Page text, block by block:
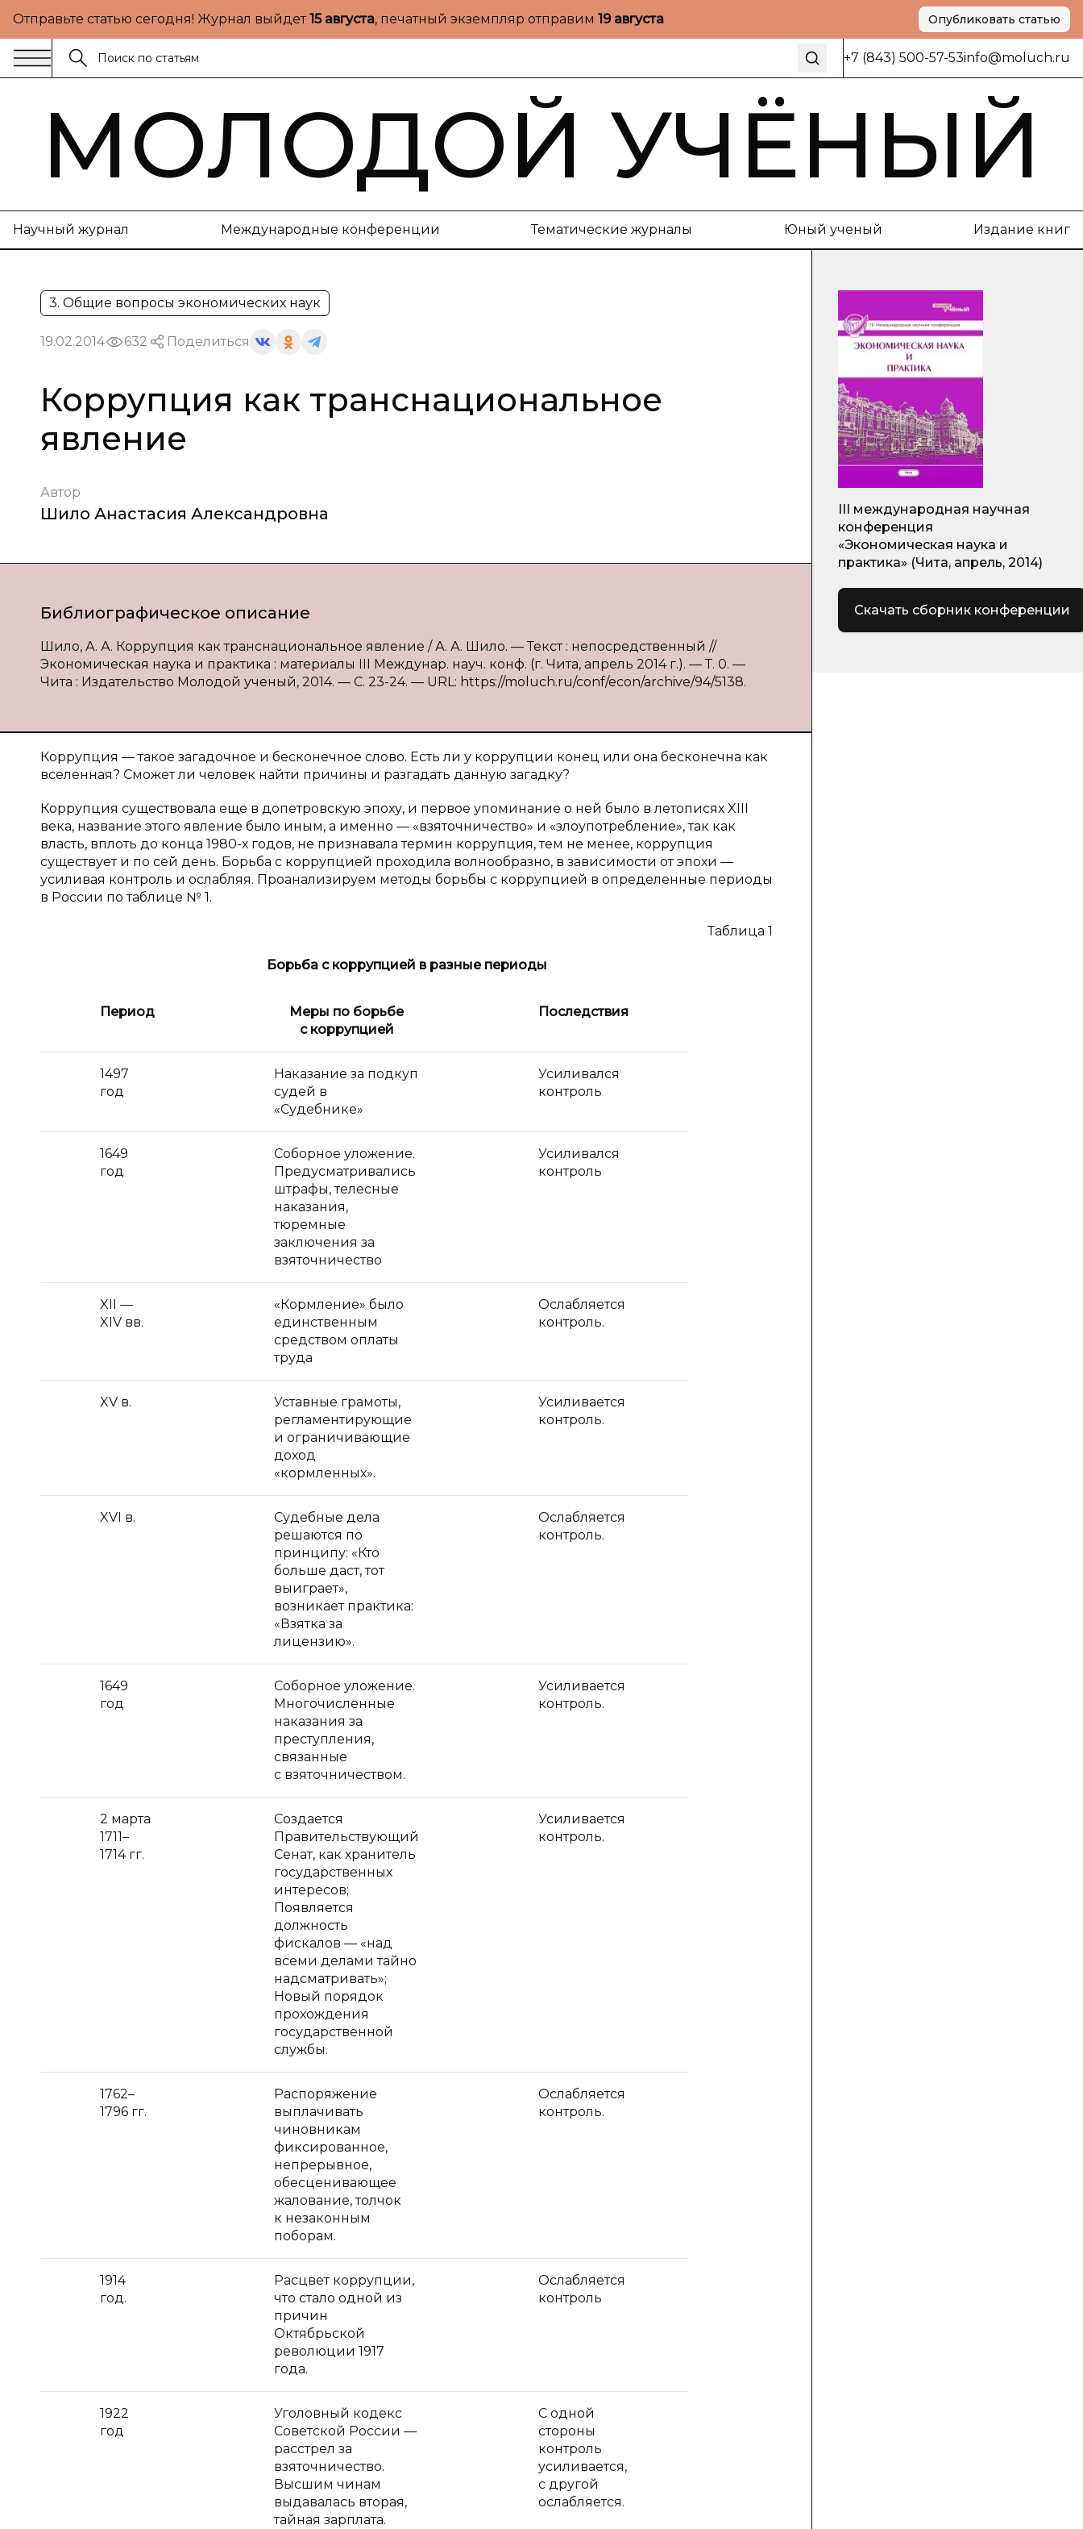
Отправьте статью сегодня! Журнал выйдет15 августа, печатный экземпляр отправим 19 августа Опубликовать статью
+7 (843) 500-57-53info@moluch.ru
МОЛОДОЙ УЧЁНЫЙ
Научный журнал Международные конференции Тематические журналы Юный ученый Издание книг
3. Общие вопросы экономических наук
19.02.2014 632 Поделиться
Коррупция как транснациональное
явление
Автор
Шило Анастасия Александровна
Библиографическое описание
Шило, А. А. Коррупция как транснациональное явление / А. А. Шило. — Текст : непосредственный //
Экономическая наука и практика : материалы III Междунар. науч. конф. (г. Чита, апрель 2014 г.). — Т. 0. —
Чита : Издательство Молодой ученый, 2014. — С. 23-24. — URL: https://moluch.ru/conf/econ/archive/94/5138.
Коррупция — такое загадочное и бесконечное слово. Есть ли у коррупции конец или она бесконечна как
вселенная? Сможет ли человек найти причины и разгадать данную загадку?
Коррупция существовала еще в допетровскую эпоху, и первое упоминание о ней было в летописях XIII
века, название этого явление было иным, а именно — «взяточничество» и «злоупотребление», так как
власть, вплоть до конца 1980-х годов, не признавала термин коррупция, тем не менее, коррупция
существует и по сей день. Борьба с коррупцией проходила волнообразно, в зависимости от эпохи —
усиливая контроль и ослабляя. Проанализируем методы борьбы с коррупцией в определенные периоды
в России по таблице № 1.
Таблица 1
Борьба с коррупцией в разные периоды
Период
Меры по борьбе
с коррупцией
Последствия
1497
год
Наказание за подкуп
судей в
«Судебнике»
Усиливался
контроль
1649
год
Соборное уложение.
Предусматривались
штрафы, телесные
наказания,
тюремные
заключения за
взяточничество
Усиливался
контроль
XII —
XIV вв.
«Кормление» было
единственным
средством оплаты
труда
Ослабляется
контроль.
XV в.
Уставные грамоты,
регламентирующие
и ограничивающие
доход
«кормленных».
Усиливается
контроль.
XVI в.
Судебные дела
решаются по
принципу: «Кто
больше даст, тот
выиграет»,
возникает практика:
«Взятка за
лицензию».
Ослабляется
контроль.
1649
год
Соборное уложение.
Многочисленные
наказания за
преступления,
связанные
с взяточничеством.
Усиливается
контроль.
2 марта
1711–
1714 гг.
Создается
Правительствующий
Сенат, как хранитель
государственных
интересов;
Появляется
должность
фискалов — «над
всеми делами тайно
надсматривать»;
Новый порядок
прохождения
государственной
службы.
Усиливается
контроль.
1762–
1796 гг.
Распоряжение
выплачивать
чиновникам
фиксированное,
непрерывное,
обесценивающее
жалование, толчок
к незаконным
поборам.
Ослабляется
контроль.
1914
год.
Расцвет коррупции,
что стало одной из
причин
Октябрьской
революции 1917
года.
Ослабляется
контроль
1922
год
Уголовный кодекс
Советской России —
расстрел за
взяточничество.
Высшим чинам
выдавалась вторая,
тайная зарплата.
С одной
стороны
контроль
усиливается,
с другой
ослабляется.
III международная научная
конференция
«Экономическая наука и
практика» (Чита, апрель, 2014)
Скачать сборник конференции